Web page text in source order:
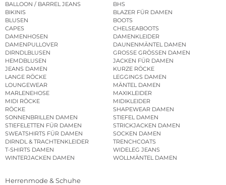
BALLOON / BARREL JEANS
BHS
BIKINIS
BLAZER FÜR DAMEN
BLUSEN
BOOTS
CAPES
CHELSEABOOTS
DAMENHOSEN
DAMENKLEIDER
DAMENPULLOVER
DAUNENMÄNTEL DAMEN
DIRNDLBLUSEN
GROSSE GRÖSSEN DAMEN
HEMDBLUSEN
JACKEN FÜR DAMEN
JEANS DAMEN
KURZE RÖCKE
LANGE RÖCKE
LEGGINGS DAMEN
LOUNGEWEAR
MÄNTEL DAMEN
MARLENEHOSE
MAXIKLEIDER
MIDI RÖCKE
MIDIKLEIDER
RÖCKE
SHAPEWEAR DAMEN
SONNENBRILLEN DAMEN
STIEFEL DAMEN
STIEFELETTEN FÜR DAMEN
STRICKJACKEN DAMEN
SWEATSHIRTS FÜR DAMEN
SOCKEN DAMEN
DIRNDL & TRACHTENKLEIDER
TRENCHCOATS
T-SHIRTS DAMEN
WIDELEG JEANS
WINTERJACKEN DAMEN
WOLLMÄNTEL DAMEN
Herrenmode & Schuhe